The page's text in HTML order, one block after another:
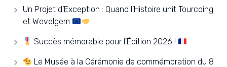
Un Projet d’Exception : Quand l’Histoire unit Tourcoing
et Wevelgem
Succès mémorable pour l’Édition 2026 !
Le Musée à la Cérémonie de commémoration du 8